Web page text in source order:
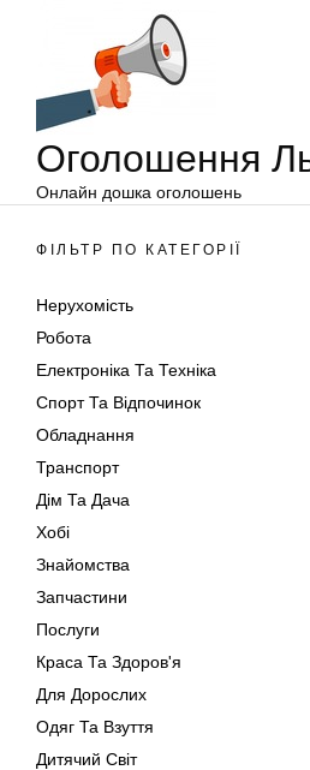
Оголошення
Онлайн дошка оголошень
ФІЛЬТР ПО КАТЕГОРІЇ
Нерухомість
Робота
Електроніка Та Техніка
Спорт Та Відпочинок
Обладнання
Транспорт
Дім Та Дача
Хобі
Знайомства
Запчастини
Послуги
Краса Та Здоров'я
Для Дорослих
Одяг Та Взуття
Дитячий Світ